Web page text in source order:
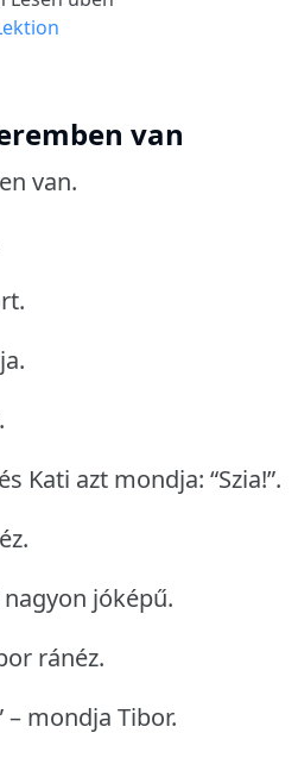
van
van.
Kati azt mondja: “Szia!”.
jóképű.
ránéz.
– mondja Tibor.